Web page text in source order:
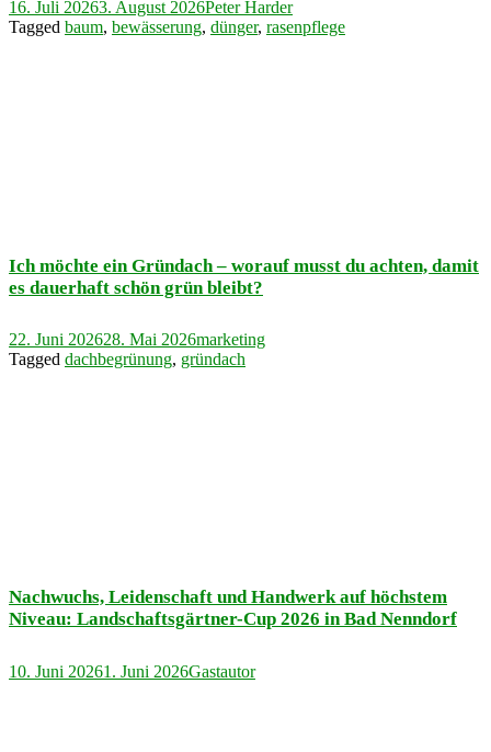
16. Juli 20263. August 2026Peter Harder
Tagged baum, bewässerung, dünger, rasenpflege
Ich möchte ein Gründach – worauf musst du achten, damit
es dauerhaft schön grün bleibt?
22. Juni 202628. Mai 2026marketing
Tagged dachbegrünung, gründach
Nachwuchs, Leidenschaft und Handwerk auf höchstem
Niveau: Landschaftsgärtner-Cup 2026 in Bad Nenndorf
10. Juni 20261. Juni 2026Gastautor